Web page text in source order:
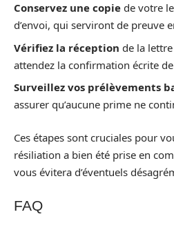
Conservez une copie de votre
d’envoi, qui serviront de preuve
Vérifiez la réception de la lettre
attendez la confirmation écrite
Surveillez vos prélèvements
assurer qu’aucune prime ne
Ces étapes sont cruciales pour
résiliation a bien été prise en
vous évitera d’éventuels
FAQ